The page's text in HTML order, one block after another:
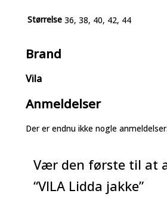
Størrelse 36, 38, 40, 42, 44
Brand
Vila
Anmeldelser
Der er endnu ikke nogle anmeldelser.
Vær den første til at
“VILA Lidda jakke”